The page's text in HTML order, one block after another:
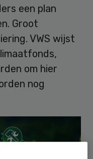
een plan
Groot
VWS wijst
om hier
nog